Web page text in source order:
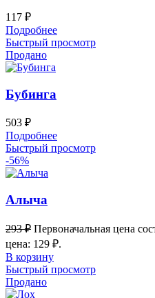
117 ₽
Подробнее
Быстрый просмотр
Продано
Бубинга
503 ₽
Подробнее
Быстрый просмотр
-56%
Алыча
293₽ Первоначальная цена
цена: 129 ₽.
В корзину
Быстрый просмотр
Продано